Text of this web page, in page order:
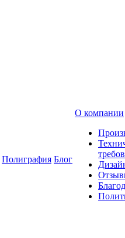
Полиграфия Блог
О компании